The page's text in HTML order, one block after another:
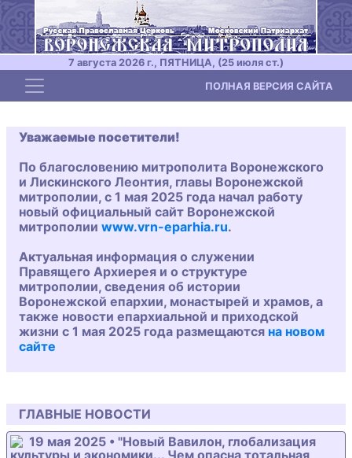
7 августа 2026 г., ПЯТНИЦА, (25 июля ст.)
Toggle navigation ПОЛНАЯ ВЕРСИЯ САЙТА
Уважаемые посетители!
По благословению митрополита Воронежского
и Лискинского Леонтия, главы Воронежской
митрополии, с 1 мая 2025 года начал работу
новый официальный сайт Воронежской
митрополии www.vrn-eparhia.ru.
Актуальная информация о служении
Правящего Архиерея и о структуре
митрополии, сведения об истории
Воронежской епархии, монастырей и храмов, а
также новости епархиальной и приходской
жизни с 1 мая 2025 года размещаются на новом
сайте
ГЛАВНЫЕ НОВОСТИ
19 мая 2025 • "Новый Вавилон, глобализация
культуры и экономики... Чем опасна тотальная